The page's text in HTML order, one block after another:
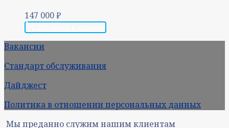
147 000₽
Вакансии
Стандарт обслуживания
Дайджест
Политика в отношении персональных данных
Мы преданно служим нашим клиентам